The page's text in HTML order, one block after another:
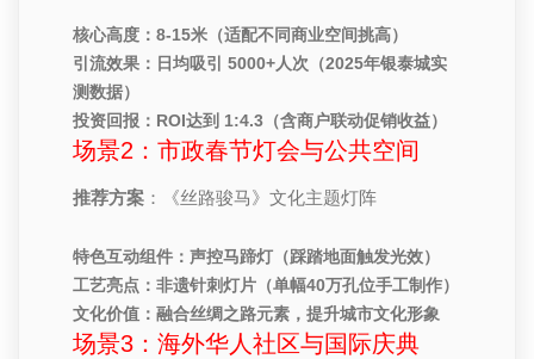
核心高度：8-15米（适配不同商业空间挑高）
引流效果：日均吸引 5000+人次 （2025年银泰城实
测数据）
投资回报：ROI达到 1:4.3 （含商户联动促销收益）
场景2：市政春节灯会与公共空间
推荐方案 ：《丝路骏马》文化主题灯阵
特色互动组件：声控马蹄灯（踩踏地面触发光效）
工艺亮点：非遗针刺灯片（单幅40万孔位手工制作）
文化价值：融合丝绸之路元素，提升城市文化形象
场景3：海外华人社区与国际庆典